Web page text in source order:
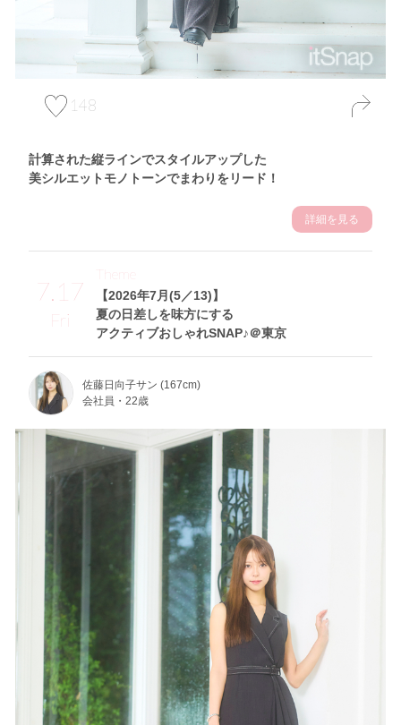
148
計算された縦ラインでスタイルアップした
美シルエットモノトーンでまわりをリード！
詳細を見る
7.17
Fri
【2026年7月(5／13)】
夏の日差しを味方にする
アクティブおしゃれSNAP♪＠東京
Theme
佐藤日向子サン (167cm)
会社員・22歳